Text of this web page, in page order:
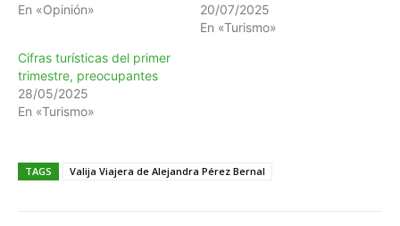
En «Opinión»
20/07/2025
En «Turismo»
Cifras turísticas del primer
trimestre, preocupantes
28/05/2025
En «Turismo»
TAGS Valija Viajera de Alejandra Pérez Bernal